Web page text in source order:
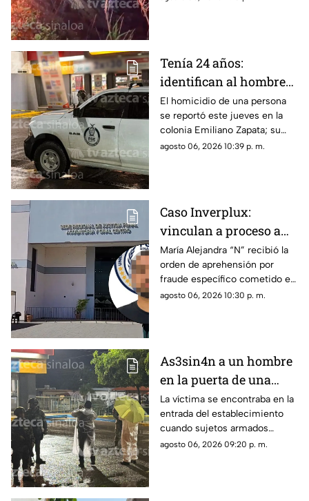
Tenía 24 años:
identifican al hombre
as3sin4do en tienda de
conveniencia al sur de
Culiacán
El homicidio de una persona
se reportó este jueves en la
colonia Emiliano Zapata; su
cuerpo quedó justo en la
agosto 06, 2026 10:39 p. m.
Caso Inverplux:
vinculan a proceso a
Isaac Andrey “N” y
detienen a segunda
implicada en
megafraude
María Alejandra “N” recibió la
orden de aprehensión por
fraude específico cometido en
Sinaloa, mientras que el primer
agosto 06, 2026 10:30 p. m.
As3sin4n a un hombre
en la puerta de una
tienda de conveniencia
en la Emiliano Zapata,
Culiacán
La víctima se encontraba en la
entrada del establecimiento
cuando sujetos armados
abrieron fuego contra él
agosto 06, 2026 09:20 p. m.